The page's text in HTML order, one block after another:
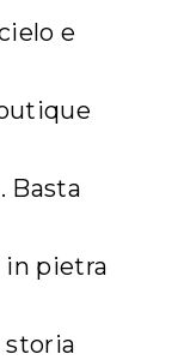
e
Basta
in pietra
storia